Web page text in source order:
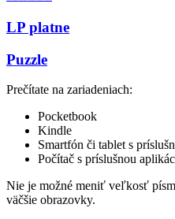
LP platne
Puzzle
Prečítate na zariadeniach:
Pocketbook
Kindle
Smartfón či tablet s
Počítač s príslušnou
Nie je možné meniť veľkosť
väčšie obrazovky.